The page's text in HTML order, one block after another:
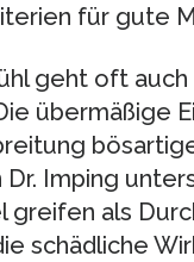
für gute
geht oft
übermäßige
Dr. Imping
greifen als
schädliche